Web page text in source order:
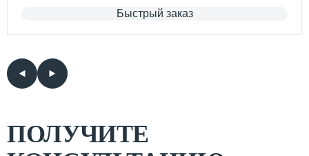
Быстрый заказ
ПОЛУЧИТЕ